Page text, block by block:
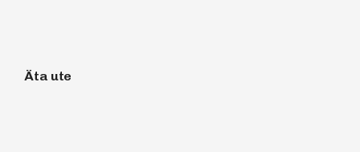
Äta ute